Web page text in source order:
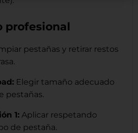
profesional
pestañas y retirar restos
Elegir tamaño adecuado
pestañas.
1: Aplicar respetando
de pestaña.